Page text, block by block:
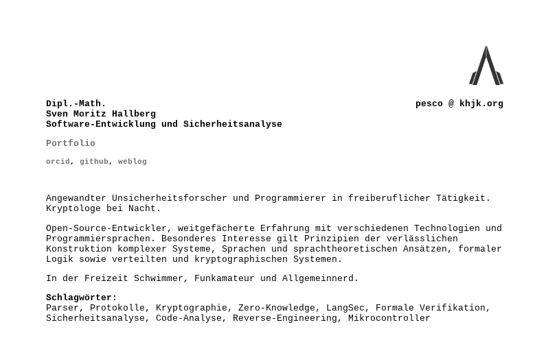
pesco @ khjk.org
Dipl.-Math.
Sven Moritz Hallberg
Software-Entwicklung und Sicherheitsanalyse
Portfolio
orcid , github, weblog
Angewandter Unsicherheitsforscher und Programmierer in freiberuflicher Tätigkeit.
Kryptologe bei Nacht.
Open-Source-Entwickler, weitgefächerte Erfahrung mit verschiedenen Technologien und
Programmiersprachen. Besonderes Interesse gilt Prinzipien der verlässlichen
Konstruktion komplexer Systeme, Sprachen und sprachtheoretischen Ansätzen, formaler
Logik sowie verteilten und kryptographischen Systemen.
In der Freizeit Schwimmer, Funkamateur und Allgemeinnerd.
Schlagwörter:
Parser, Protokolle, Kryptographie, Zero-Knowledge, LangSec, Formale Verifikation,
Sicherheitsanalyse, Code-Analyse, Reverse-Engineering, Mikrocontroller